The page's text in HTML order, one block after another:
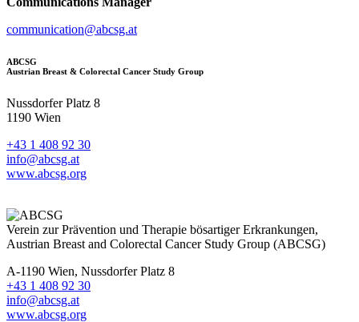
communication@abcsg.at
ABCSG
Austrian Breast & Colorectal Cancer Study Group
Nussdorfer Platz 8
1190 Wien
+43 1 408 92 30
info@abcsg.at
www.abcsg.org
Verein zur Prävention und Therapie bösartiger Erkrankungen,
Austrian Breast and Colorectal Cancer Study Group (ABCSG)
A-1190 Wien, Nussdorfer Platz 8
+43 1 408 92 30
info@abcsg.at
www.abcsg.org